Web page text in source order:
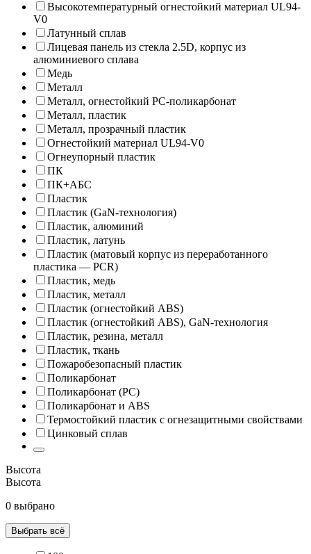
Высокотемпературный огнестойкий материал UL94-
V0
Латунный сплав
Лицевая панель из стекла 2.5D, корпус из
алюминиевого сплава
Медь
Металл
Металл, огнестойкий PC-поликарбонат
Металл, пластик
Металл, прозрачный пластик
Огнестойкий материал UL94-V0
Огнеупорный пластик
ПК
ПК+АБС
Пластик
Пластик (GaN-технология)
Пластик, алюминий
Пластик, латунь
Пластик (матовый корпус из переработанного
пластика — PCR)
Пластик, медь
Пластик, металл
Пластик (огнестойкий ABS)
Пластик (огнестойкий ABS), GaN-технология
Пластик, резина, металл
Пластик, ткань
Пожаробезопасный пластик
Поликарбонат
Поликарбонат (PC)
Поликарбонат и ABS
Термостойкий пластик с огнезащитными свойствами
Цинковый сплав
Высота
Высота
0 выбрано
Выбрать всё